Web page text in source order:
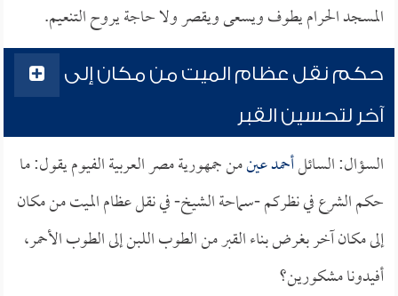
المسجد الحرام يطوف ويسعى ويقصر ولا حاجة يروح التنعيم.
حكم نقل عظام الميت من مكان إلى
آخر لتحسين القبر
السؤال: السائلأحمد عينمن جمهورية مصر العربية الفيوم يقول: ما
حكم الشرع في نظركم -سماحة الشيخ- في نقل عظام الميت من مكان
إلى مكان آخر بغرض بناء القبر من الطوب اللبن إلى الطوب الأحمر،
أفيدونا مشكورين؟